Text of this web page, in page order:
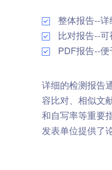
整体报告--
比对报告--
PDF报告--
详细的检测报告
容比对、相似文
和自写率等重要
发表单位提供了